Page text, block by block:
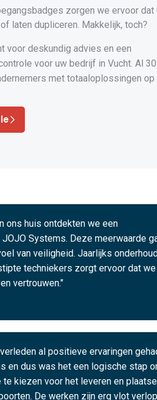
zorgen we ervoor dat
laten dupliceren. Makkelijk, toch?
voor deskundig advies en een
voor uw bedrijf in Vucht. Al 30
met totaaloplossingen op
ons huis ontdekten we een
Systems. Deze meerwaarde
van veiligheid. Jaarlijks
techniekers zorgt ervoor dat we
vertrouwen."
al positieve ervaringen
en dus was het een logische stap
te kiezen voor het leveren en
De werken zijn erg vlot